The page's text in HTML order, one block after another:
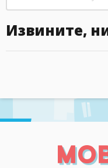
Извините,